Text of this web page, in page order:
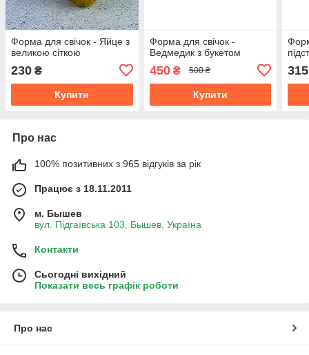
Форма для свічок - Яйце з
великою сіткою
230 ₴
Купити
Форма для свічок -
Ведмедик з букетом
450₴ 500 ₴
Купити
315
Про нас
100% позитивних з 965 відгуків за рік
Працює з 18.11.2011
м. Бышев
вул. Підгаївська 103, Бышев, Україна
Контакти
Сьогодні вихідний
Показати весь графік роботи
Про нас